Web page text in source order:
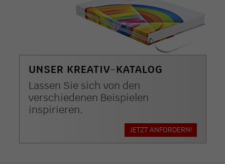
UNSER KREATIV-KATALOG
Lassen Sie sich von den
verschiedenen Beispielen
inspirieren.
JETZT ANFORDERN!